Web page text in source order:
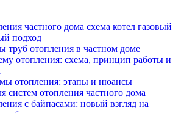
частного дома схема котел газовый
подход
труб отопления в частном доме
отопления: схема, принцип работы и
отопления: этапы и нюансы
систем отопления частного дома
с байпасами: новый взгляд на